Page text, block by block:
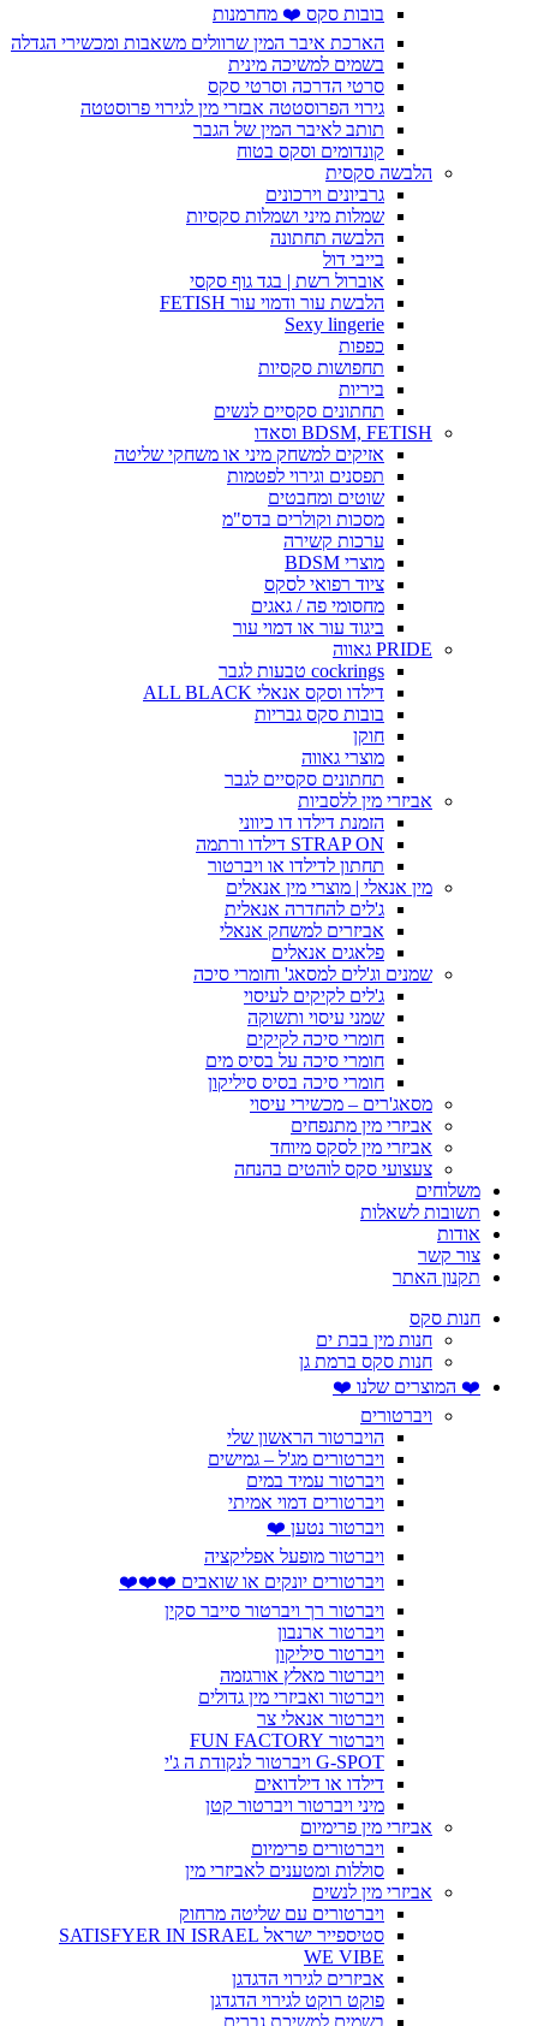
בובות סקס ❤️ מחרמנות
הארכת איבר המין שרוולים משאבות ומכשירי הגדלה
בשמים למשיכה מינית
סרטי הדרכה וסרטי סקס
גירוי הפרוסטטה אבזרי מין לגירוי פרוסטטה
תותב לאיבר המין של הגבר
קונדומים וסקס בטוח
הלבשה סקסית
גרביונים וירכונים
שמלות מיני ושמלות סקסיות
הלבשה תחתונה
בייבי דול
אוברול רשת | בגד גוף סקסי
הלבשת עור ודמוי עור FETISH
Sexy lingerie
כפפות
תחפושות סקסיות
ביריות
תחתונים סקסיים לנשים
BDSM, FETISH וסאדו
אזיקים למשחק מיני או משחקי שליטה
תפסנים וגירוי לפטמות
שוטים ומחבטים
מסכות וקולרים בדס"מ
ערכות קשירה
מוצרי BDSM
ציוד רפואי לסקס
מחסומי פה / גאגים
ביגוד עור או דמוי עור
PRIDE גאווה
cockrings טבעות לגבר
דילדו וסקס אנאלי ALL BLACK
בובות סקס גבריות
חוקן
מוצרי גאווה
תחתונים סקסיים לגבר
אביזרי מין ללסביות
הזמנת דילדו דו כיווני
STRAP ON דילדו ורתמה
תחתון לדילדו או ויברטור
מין אנאלי | מוצרי מין אנאלים
ג'לים להחדרה אנאלית
אביזרים למשחק אנאלי
פלאגים אנאלים
שמנים וג'לים למסאג' וחומרי סיכה
ג'לים לקיקים לעיסוי
שמני עיסוי ותשוקה
חומרי סיכה לקיקים
חומרי סיכה על בסיס מים
חומרי סיכה בסיס סיליקון
מסאג'רים – מכשירי עיסוי
אביזרי מין מתנפחים
אביזרי מין לסקס מיוחד
צעצועי סקס לוהטים בהנחה
משלוחים
תשובות לשאלות
אודות
צור קשר
תקנון האתר
חנות סקס
חנות מין בבת ים
חנות סקס ברמת גן
❤️ המוצרים שלנו ❤️
ויברטורים
הויברטור הראשון שלי
ויברטורים מג'ל – גמישים
ויברטור עמיד במים
ויברטורים דמוי אמיתי
ויברטור נטען ❤️
ויברטור מופעל אפליקציה
ויברטורים יונקים או שואבים ❤️❤️❤️
ויברטור רך ויברטור סייבר סקין
ויברטור ארנבון
ויברטור סיליקון
ויברטור מאלץ אורגזמה
ויברטור ואביזרי מין גדולים
ויברטור אנאלי צר
ויברטור FUN FACTORY
G-SPOT ויברטור לנקודת ה ג'י
דילדו או דילדואים
מיני ויברטור ויברטור קטן
אביזרי מין פרימיום
ויברטורים פרימיום
סוללות ומטענים לאביזרי מין
אביזרי מין לנשים
ויברטורים עם שליטה מרחוק
סטיספייר ישראל SATISFYER IN ISRAEL
WE VIBE
אביזרים לגירוי הדגדגן
פוקט רוקט לגירוי הדגדגן
בשמים למשיכת גברים